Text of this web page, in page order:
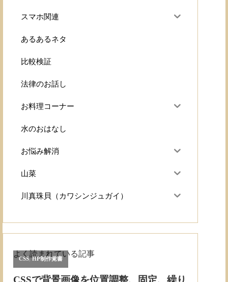
スマホ関連
あるあるネタ
比較検証
法律のお話し
お料理コーナー
水のおはなし
お悩み解消
山菜
川真珠貝（カワシンジュガイ）
よく読まれている記事